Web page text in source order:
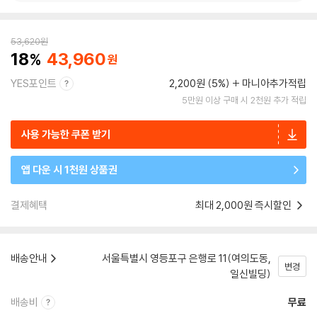
53,620원
18 43,960
YES포인트 2,200원 (5%) 마니아추가적립
5만원 이상 구매 시 2천원 추가 적립
사용 가능한 쿠폰 받기
앱 다운 시 1천원 상품권
결제혜택 최대 2,000원 즉시할인
배송안내
서울특별시 영등포구 은행로 11(여의도동,
일신빌딩)
변경
배송비 무료